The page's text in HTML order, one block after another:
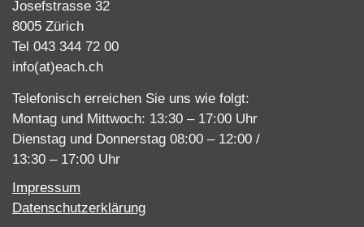
Josefstrasse 32
8005 Zürich
Tel 043 344 72 00
info(at)each.ch
Telefonisch erreichen Sie uns wie folgt:
Montag und Mittwoch: 13:30 – 17:00 Uhr
Dienstag und Donnerstag 08:00 – 12:00 /
13:30 – 17:00 Uhr
Impressum
Datenschutzerklärung